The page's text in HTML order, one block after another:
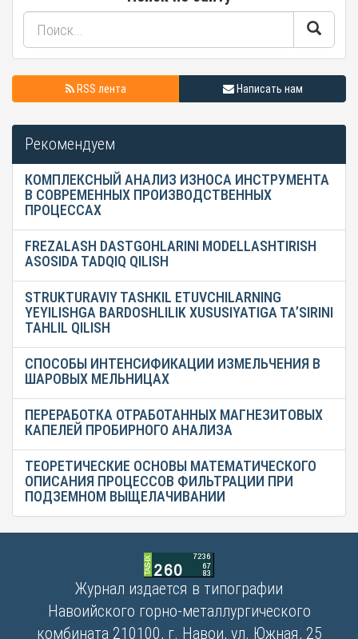
RSS лента Написать нам
Рекомендуем
КОМПЛЕКСНЫЙ АНАЛИЗ ИЗНОСА ИНСТРУМЕНТА
В СОВРЕМЕННЫХ ПРОИЗВОДСТВЕННЫХ
ПРОЦЕССАХ
FREZALASH DASTGOHLARINI MODELLASHTIRISH
ASOSIDA TADQIQ QILISH
STRUKTURAVIY TASHKIL ETUVCHILARNING
YEYILISHGA BARDOSHLILIK XUSUSIYATIGA TA’SIRINI
TAHLIL QILISH
СПОСОБЫ ИНТЕНСИФИКАЦИИ ИЗМЕЛЬЧЕНИЯ В
ШАРОВЫХ МЕЛЬНИЦАХ
ПЕРЕРАБОТКА ОТРАБОТАННЫХ МАГНЕЗИТОВЫХ
КАПЕЛЕЙ ПРОБИРНОГО АНАЛИЗА
ТЕОРЕТИЧЕСКИЕ ОСНОВЫ МАТЕМАТИЧЕСКОГО
ОПИСАНИЯ ПРОЦЕССОВ ФИЛЬТРАЦИИ ПРИ
ПОДЗЕМНОМ ВЫЩЕЛАЧИВАНИИ
Журнал издается в типографии
Навоийского горно-металлургического
комбината 210100, г. Навои, ул. Южная, 25